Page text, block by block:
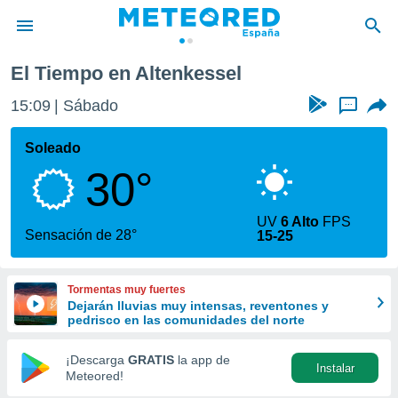
de
por
que se
calidad.
a este
las
y
forma
digital
basada
El Tiempo en Altenkessel
15:09 Sábado ...
Soleado
30°
Sensación de 28°
UV6 Alto FPS
15-25
Tormentas muy fuertes
Dejarán lluvias muy intensas, reventones y
pedrisco en las comunidades del norte
¡Descarga GRATIS la app de
Meteored!
Instalar